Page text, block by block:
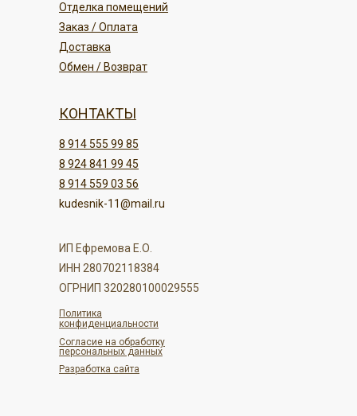
Политика
конфиденциальности
kudesnik-11@mail.ru
8 914 559 03 56
8 914 555 99 85
8 924 841 99 45
КОНТАКТЫ
Обмен / Возврат
Отделка помещений
Заказ / Оплата
Доставка
Разработка сайта
ОГРНИП 320280100029555
ИНН 280702118384
ИП Ефремова Е.О.
Согласие на обработку
персональных данных